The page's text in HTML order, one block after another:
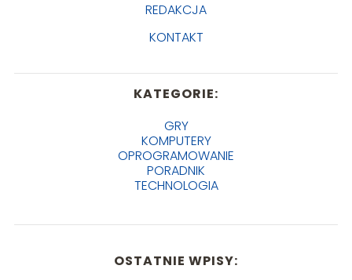
REDAKCJA
KONTAKT
KATEGORIE:
GRY
KOMPUTERY
OPROGRAMOWANIE
PORADNIK
TECHNOLOGIA
OSTATNIE WPISY: